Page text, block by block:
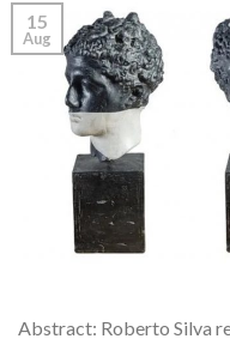
15
Aug
Abstract: Roberto Silva